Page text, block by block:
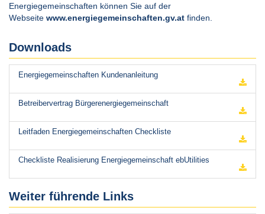
Energiegemeinschaften können Sie auf der
Webseite www.energiegemeinschaften.gv.at finden.
Downloads
Energiegemeinschaften Kundenanleitung
Betreibervertrag Bürgerenergiegemeinschaft
Leitfaden Energiegemeinschaften Checkliste
Checkliste Realisierung Energiegemeinschaft ebUtilities
Weiter führende Links